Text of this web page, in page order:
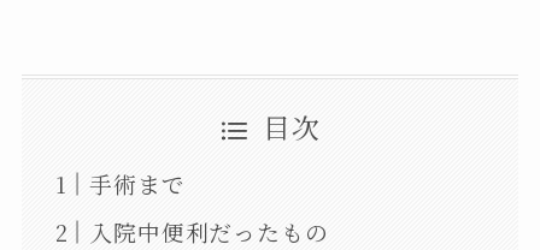
目次
手術まで
入院中便利だったもの